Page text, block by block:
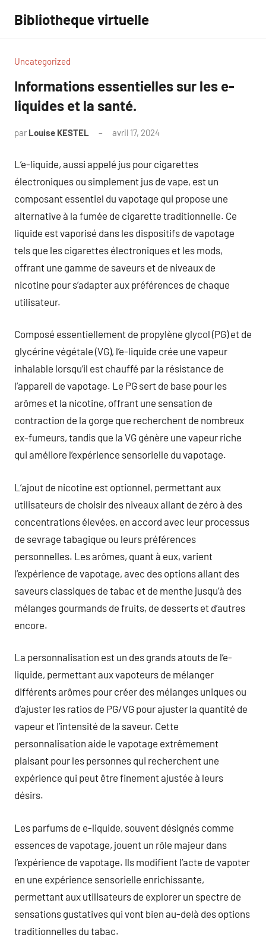
contenu
Bibliotheque virtuelle
Uncategorized
Informations essentielles sur les e-
liquides et la santé.
par Louise KESTEL avril 17, 2024
L’e-liquide, aussi appelé jus pour cigarettes
électroniques ou simplement jus de vape, est un
composant essentiel du vapotage qui propose une
alternative à la fumée de cigarette traditionnelle. Ce
liquide est vaporisé dans les dispositifs de vapotage
tels que les cigarettes électroniques et les mods,
offrant une gamme de saveurs et de niveaux de
nicotine pour s’adapter aux préférences de chaque
utilisateur.
Composé essentiellement de propylène glycol (PG) et de
glycérine végétale (VG), l’e-liquide crée une vapeur
inhalable lorsqu’il est chauffé par la résistance de
l’appareil de vapotage. Le PG sert de base pour les
arômes et la nicotine, offrant une sensation de
contraction de la gorge que recherchent de nombreux
ex-fumeurs, tandis que la VG génère une vapeur riche
qui améliore l’expérience sensorielle du vapotage.
L’ajout de nicotine est optionnel, permettant aux
utilisateurs de choisir des niveaux allant de zéro à des
concentrations élevées, en accord avec leur processus
de sevrage tabagique ou leurs préférences
personnelles. Les arômes, quant à eux, varient
l’expérience de vapotage, avec des options allant des
saveurs classiques de tabac et de menthe jusqu’à des
mélanges gourmands de fruits, de desserts et d’autres
encore.
La personnalisation est un des grands atouts de l’e-
liquide, permettant aux vapoteurs de mélanger
différents arômes pour créer des mélanges uniques ou
d’ajuster les ratios de PG/VG pour ajuster la quantité de
vapeur et l’intensité de la saveur. Cette
personnalisation aide le vapotage extrêmement
plaisant pour les personnes qui recherchent une
expérience qui peut être finement ajustée à leurs
désirs.
Les parfums de e-liquide, souvent désignés comme
essences de vapotage, jouent un rôle majeur dans
l’expérience de vapotage. Ils modifient l’acte de vapoter
en une expérience sensorielle enrichissante,
permettant aux utilisateurs de explorer un spectre de
sensations gustatives qui vont bien au-delà des options
traditionnelles du tabac.